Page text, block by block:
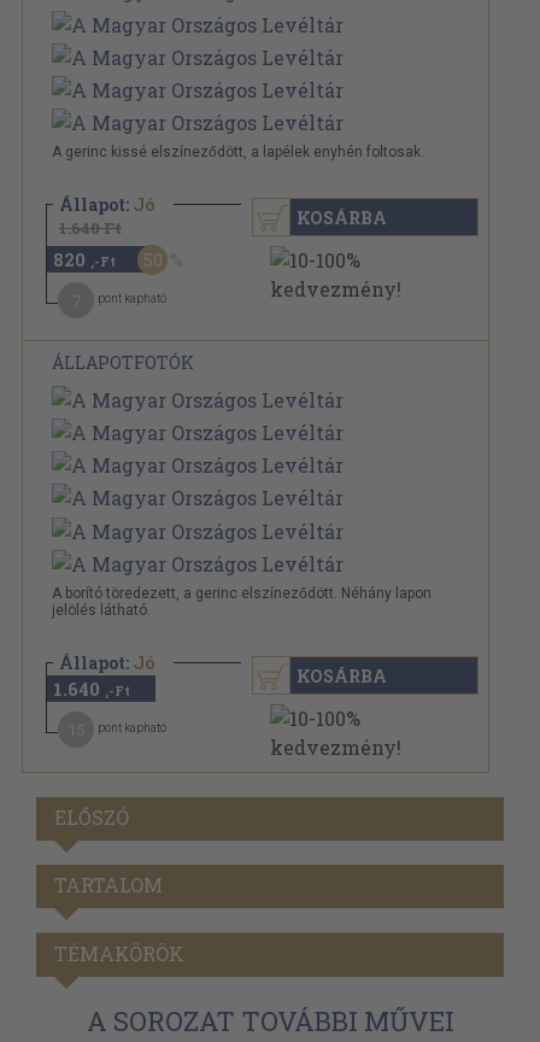
A gerinc kissé elszíneződött, a lapélek enyhén foltosak.
Állapot: Jó
1.640 Ft
820 ,-Ft 50
pont kapható
KOSÁRBA
ÁLLAPOTFOTÓK
A borító töredezett, a gerinc elszíneződött. Néhány lapon
jelölés látható.
Állapot: Jó
1.640 ,-Ft
pont kapható
KOSÁRBA
ELŐSZÓ
TARTALOM
TÉMAKÖRÖK
A SOROZAT TOVÁBBI MŰVEI